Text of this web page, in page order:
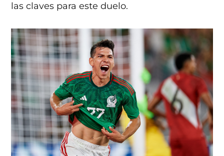
las claves para este duelo.